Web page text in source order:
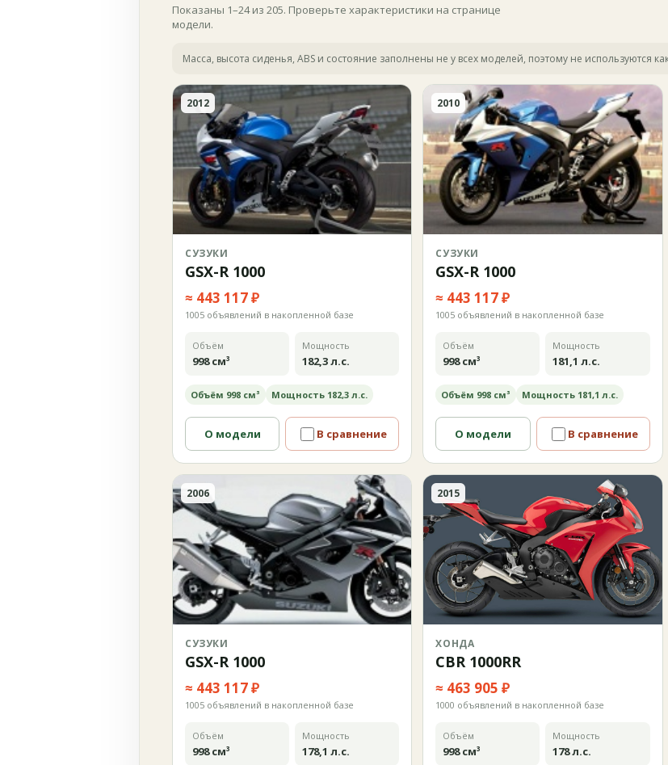
Показаны 1–24 из 205. Проверьте характеристики на странице
модели.
Масса, высота сиденья, ABS и состояние заполнены не у всех моделей, поэтому не используются
2012
СУЗУКИ
GSX-R 1000
≈ 443 117 ₽
1005 объявлений в накопленной базе
Объём
998 см³
Мощность
182,3 л.с.
Объём 998 см³ Мощность 182,3 л.с.
О модели В сравнение
2010
СУЗУКИ
GSX-R 1000
≈ 443 117 ₽
1005 объявлений в накопленной базе
Объём
998 см³
Мощность
181,1 л.с.
Объём 998 см³ Мощность 181,1 л.с.
О модели В сравнение
2006
СУЗУКИ
GSX-R 1000
≈ 443 117 ₽
1005 объявлений в накопленной базе
Объём
998 см³
Мощность
178,1 л.с.
2015
ХОНДА
CBR 1000RR
≈ 463 905 ₽
1000 объявлений в накопленной базе
Объём
998 см³
Мощность
178 л.с.